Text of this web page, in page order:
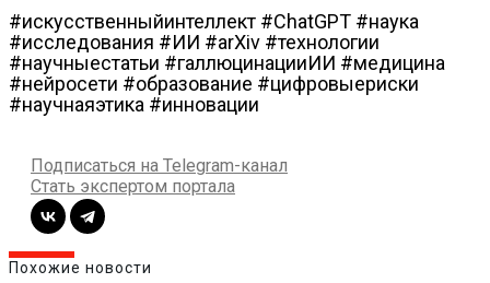
#искусственныйинтеллект #ChatGPT #наука
#исследования #ИИ #arXiv #технологии
#научныестатьи #галлюцинацииИИ #медицина
#нейросети #образование #цифровыериски
#научнаяэтика #инновации
Подписаться на Telegram-канал
Стать экспертом портала
Похожие новости